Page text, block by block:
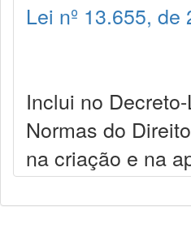
Lei nº 13.655,
Inclui no
Normas do
na criação e na